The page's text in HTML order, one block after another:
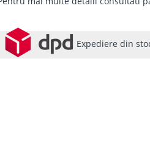
Expediere din